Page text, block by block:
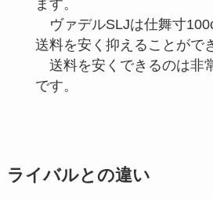
ます。
ヴァデルSLJは仕舞寸
送料を安く抑えることがで
送料を安くできるのは非
です。
ライバルとの違い